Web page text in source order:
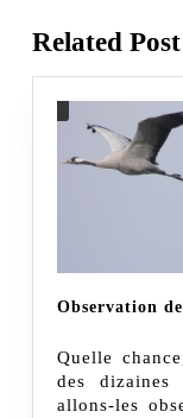
post:
Related Post
Observation
Quelle
des
allons-les